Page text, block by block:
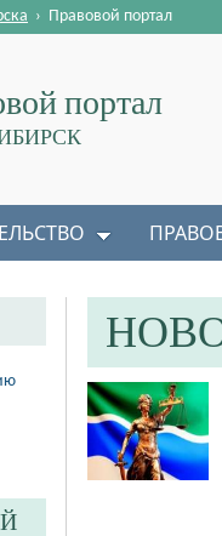
портал
› Правовой портал